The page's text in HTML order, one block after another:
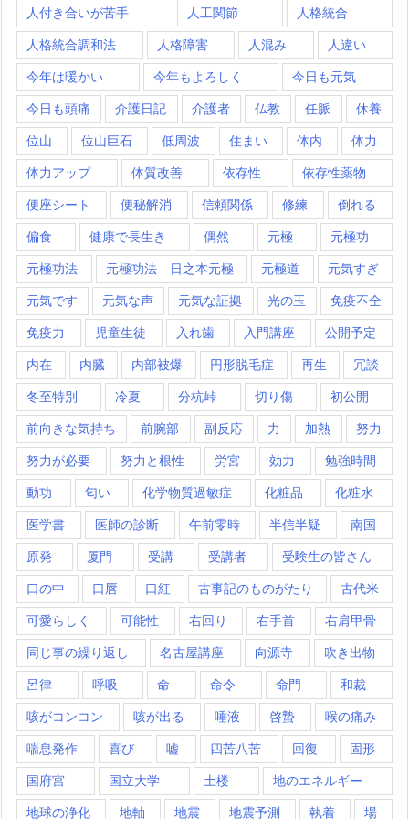
人付き合いが苦手 人工関節 人格統合
人格統合調和法 人格障害 人混み 人違い
今年は暖かい 今年もよろしく 今日も元気
今日も頭痛 介護日記 介護者 仏教 任脈 休養
位山 位山巨石 低周波 住まい 体内 体力
体力アップ 体質改善 依存性 依存性薬物
便座シート 便秘解消 信頼関係 修練 倒れる
偏食 健康で長生き 偶然 元極 元極功
元極功法 元極功法 日之本元極 元極道 元気すぎ
元気です 元気な声 元気な証拠 光の玉 免疫不全
免疫力 児童生徒 入れ歯 入門講座 公開予定
内在 内臓 内部被爆 円形脱毛症 再生 冗談
冬至特別 冷夏 分杭峠 切り傷 初公開
前向きな気持ち 前腕部 副反応 力 加熱 努力
努力が必要 努力と根性 労宮 効力 勉強時間
動功 匂い 化学物質過敏症 化粧品 化粧水
医学書 医師の診断 午前零時 半信半疑 南国
原発 厦門 受講 受講者 受験生の皆さん
口の中 口唇 口紅 古事記のものがたり 古代米
可愛らしく 可能性 右回り 右手首 右肩甲骨
同じ事の繰り返し 名古屋講座 向源寺 吹き出物
呂律 呼吸 命 命令 命門 和裁
咳がコンコン 咳が出る 唾液 啓蟄 喉の痛み
喘息発作 喜び 嘘 四苦八苦 回復 固形
国府宮 国立大学 土楼 地のエネルギー
地球の浄化 地軸 地震 地震予測 執着 場